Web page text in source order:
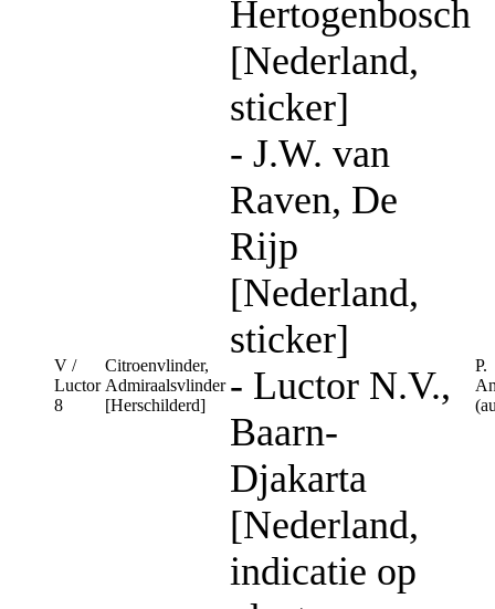
V /
Luctor
8
Citroenvlinder,
Admiraalsvlinder
[Herschilderd]
Hertogenbosch
[Nederland,
sticker]
- J.W. van
Raven, De
Rijp
[Nederland,
sticker]
- Luctor N.V.,
Baarn-
Djakarta
[Nederland,
indicatie op
P.